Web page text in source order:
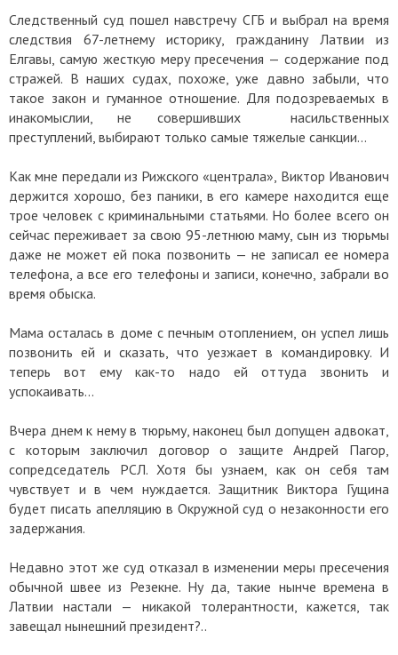
Следственный суд пошел навстречу СГБ и выбрал на время
следствия 67-летнему историку, гражданину Латвии из
Елгавы, самую жесткую меру пресечения — содержание под
стражей. В наших судах, похоже, уже давно забыли, что
такое закон и гуманное отношение. Для подозреваемых в
инакомыслии, не совершивших насильственных
преступлений, выбирают только самые тяжелые санкции...
Как мне передали из Рижского «централа», Виктор Иванович
держится хорошо, без паники, в его камере находится еще
трое человек с криминальными статьями. Но более всего он
сейчас переживает за свою 95-летнюю маму, сын из тюрьмы
даже не может ей пока позвонить — не записал ее номера
телефона, а все его телефоны и записи, конечно, забрали во
время обыска.
Мама осталась в доме с печным отоплением, он успел лишь
позвонить ей и сказать, что уезжает в командировку. И
теперь вот ему как-то надо ей оттуда звонить и
успокаивать...
Вчера днем к нему в тюрьму, наконец был допущен адвокат,
с которым заключил договор о защите Андрей Пагор,
сопредседатель РСЛ. Хотя бы узнаем, как он себя там
чувствует и в чем нуждается. Защитник Виктора Гущина
будет писать апелляцию в Окружной суд о незаконности его
задержания.
Недавно этот же суд отказал в изменении меры пресечения
обычной швее из Резекне. Ну да, такие нынче времена в
Латвии настали — никакой толерантности, кажется, так
завещал нынешний президент?..